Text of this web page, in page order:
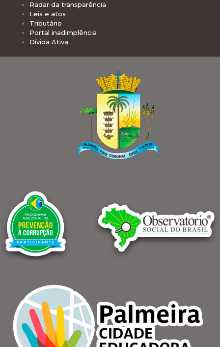
Radar da transparência
Leis e atos
Tributário
Portal inadimplência
Dívida Ativa